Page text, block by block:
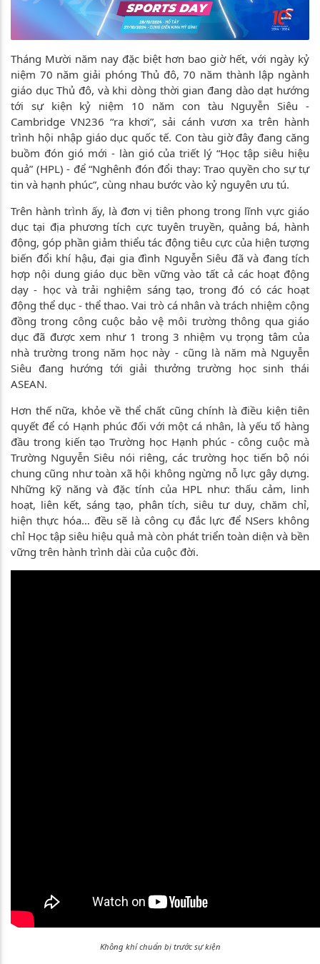
Tháng Mười năm nay đặc biệt hơn bao giờ hết, với ngày kỷ
niệm 70 năm giải phóng Thủ đô, 70 năm thành lập ngành
giáo dục Thủ đô, và khi dòng thời gian đang dào dạt hướng
tới sự kiện kỷ niệm 10 năm con tàu Nguyễn Siêu -
Cambridge VN236 “ra khơi”, sải cánh vươn xa trên hành
trình hội nhập giáo dục quốc tế. Con tàu giờ đây đang căng
buồm đón gió mới - làn gió của triết lý “Học tập siêu hiệu
quả” (HPL) - để “Nghênh đón đổi thay: Trao quyền cho sự tự
tin và hạnh phúc”, cùng nhau bước vào kỷ nguyên ưu tú.
Trên hành trình ấy, là đơn vị tiên phong trong lĩnh vực giáo
dục tại địa phương tích cực tuyên truyền, quảng bá, hành
động, góp phần giảm thiểu tác động tiêu cực của hiện tượng
biến đổi khí hậu, đại gia đình Nguyễn Siêu đã và đang tích
hợp nội dung giáo dục bền vững vào tất cả các hoạt động
dạy - học và trải nghiệm sáng tạo, trong đó có các hoạt
động thể dục - thể thao. Vai trò cá nhân và trách nhiệm cộng
đồng trong công cuộc bảo vệ môi trường thông qua giáo
dục đã được xem như 1 trong 3 nhiệm vụ trọng tâm của
nhà trường trong năm học này - cũng là năm mà Nguyễn
Siêu đang hướng tới giải thưởng trường học sinh thái
ASEAN.
Hơn thế nữa, khỏe về thể chất cũng chính là điều kiện tiên
quyết để có Hạnh phúc đối với một cá nhân, là yếu tố hàng
đầu trong kiến tạo Trường học Hạnh phúc - công cuộc mà
Trường Nguyễn Siêu nói riêng, các trường học tiến bộ nói
chung cũng như toàn xã hội không ngừng nỗ lực gây dựng.
Những kỹ năng và đặc tính của HPL như: thấu cảm, linh
hoạt, liên kết, sáng tạo, phân tích, siêu tư duy, chăm chỉ,
hiện thực hóa… đều sẽ là công cụ đắc lực để NSers không
chỉ Học tập siêu hiệu quả mà còn phát triển toàn diện và bền
vững trên hành trình dài của cuộc đời.
Không khí chuẩn bị trước sự kiện